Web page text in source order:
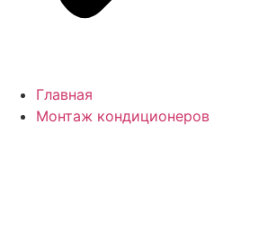
Главная
Монтаж кондиционеров